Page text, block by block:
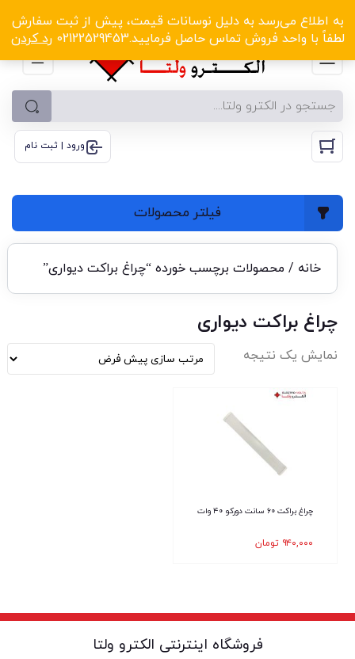
به اطلاع می‌رسد به دلیل نوسانات قیمت، پیش از ثبت سفارش
لطفاً با واحد فروش تماس حاصل فرمایید.02122529453
رد کردن
الکترو ولتا با تخفیف‌های شگفت‌انگیز! کلیک کنید
ورود | ثبت نام
فیلتر محصولات
خانه / محصولات برچسب خورده “چراغ براکت دیواری”
چراغ براکت دیواری
نمایش یک نتیجه
چراغ براکت ۶۰ سانت دورکو ۴۰ وات
۹۴۰,۰۰۰ تومان
فروشگاه اینترنتی الکترو ولتا